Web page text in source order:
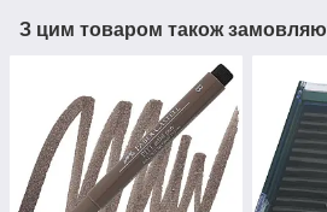
З цим товаром також